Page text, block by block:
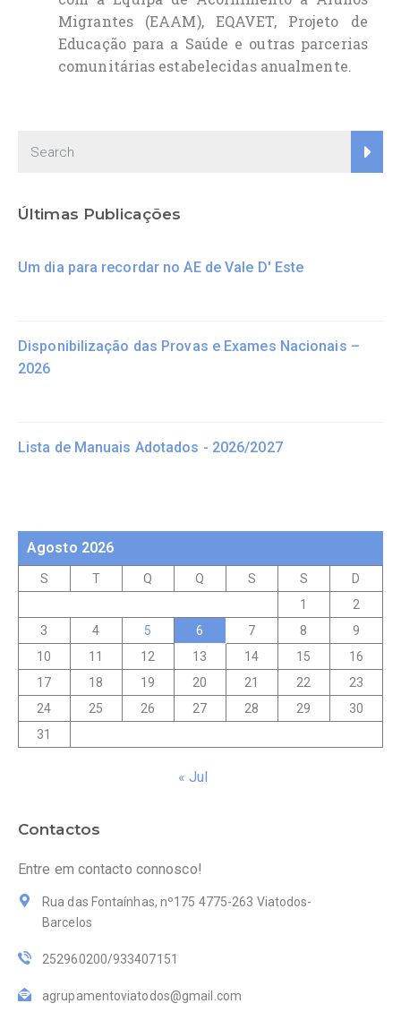
Migrantes (EAAM), EQAVET, Projeto de
Educação para a Saúde e outras parcerias
comunitárias estabelecidas anualmente.
Últimas Publicações
Um dia para recordar no AE de Vale D' Este
Disponibilização das Provas e Exames Nacionais –
2026
Lista de Manuais Adotados - 2026/2027
Agosto 2026
S T Q Q S S
D
1
2
3
4 5 6 7 8
9
10
11 12 13 14 15
16
17
18 19 20 21 22
23
24
25 26 27 28 29
30
31
« Jul
Contactos
Entre em contacto connosco!
Rua das Fontaínhas, nº175 4775-263 Viatodos-
Barcelos
252960200/933407151
agrupamentoviatodos@gmail.com